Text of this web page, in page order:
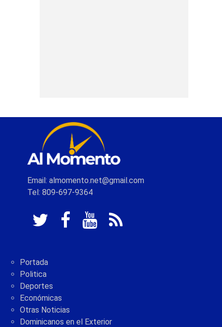
Email: almomento.net@gmail.com
Tel: 809-697-9364
Portada
Politica
Deportes
Económicas
Otras Noticias
Dominicanos en el Exterior